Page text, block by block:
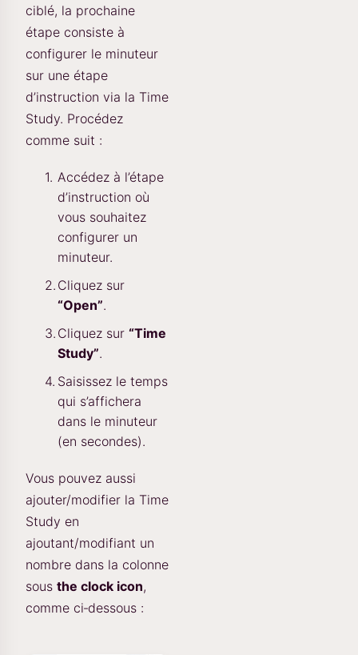
ciblé, la prochaine
étape consiste à
configurer le minuteur
sur une étape
d’instruction via la Time
Study. Procédez
comme suit :
Accédez à l’étape
d’instruction où
vous souhaitez
configurer un
minuteur.
Cliquez sur
“Open”.
Cliquez sur “Time
Study”.
Saisissez le temps
qui s’affichera
dans le minuteur
(en secondes).
Vous pouvez aussi
ajouter/modifier la Time
Study en
ajoutant/modifiant un
nombre dans la colonne
sous the clock icon,
comme ci‑dessous :